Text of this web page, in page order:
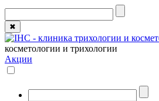
✖
косметологии и трихологии
Акции